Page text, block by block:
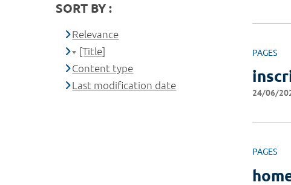
PAGES
24/06/
PAGES
SORT BY :
Relevance
[Title]
Content type
Last modification date